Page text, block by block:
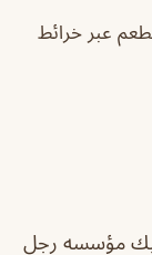
عبر خرائط
مؤسسه رجل